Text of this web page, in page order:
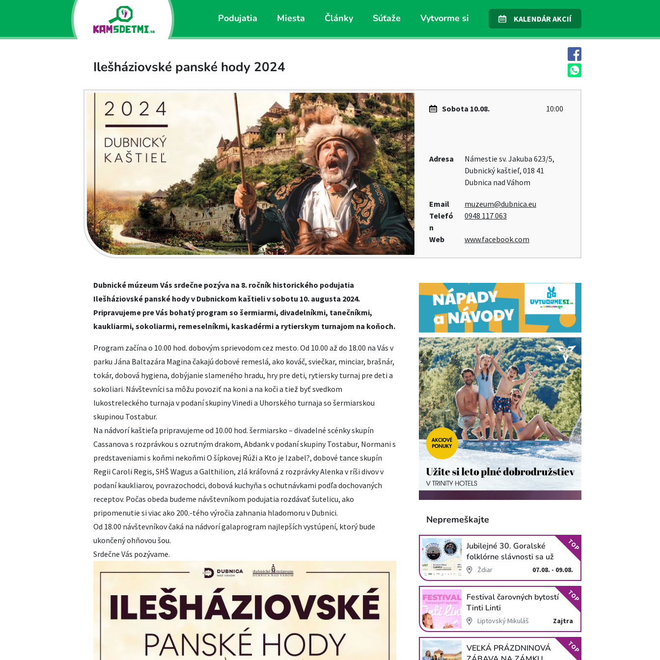
Podujatia Miesta Články Súťaže Vytvorme si KALENDÁR AKCIÍ
Ilešháziovské panské hody 2024
Sobota 10.08. 10:00
Adresa
Námestie sv. Jakuba 623/5,
Dubnický kaštieľ, 018 41
Dubnica nad Váhom
Email
muzeum@dubnica.eu
Telefó
n
0948 117 063
Web www.facebook.com
Dubnické múzeum Vás srdečne pozýva na 8. ročník historického podujatia
Ilešháziovské panské hody v Dubnickom kaštieli v sobotu 10. augusta 2024.
Pripravujeme pre Vás bohatý program so šermiarmi, divadelníkmi, tanečníkmi,
kaukliarmi, sokoliarmi, remeselníkmi, kaskadérmi a rytierskym turnajom na koňoch.
Program začína o 10.00 hod. dobovým sprievodom cez mesto. Od 10.00 až do 18.00 na Vás v
parku Jána Baltazára Magina čakajú dobové remeslá, ako kováč, sviečkar, minciar, brašnár,
tokár, dobová hygiena, dobýjanie slameného hradu, hry pre deti, rytiersky turnaj pre deti a
sokoliari. Návštevníci sa môžu povoziť na koni a na koči a tiež byť svedkom
lukostreleckého turnaja v podaní skupiny Vinedi a Uhorského turnaja so šermiarskou
skupinou Tostabur.
Na nádvorí kaštieľa pripravujeme od 10.00 hod. šermiarsko – divadelné scénky skupín
Cassanova s rozprávkou s ozrutným drakom, Abdank v podaní skupiny Tostabur, Normani s
predstaveniami s koňmi nekoňmi O šípkovej Rúži a Kto je Izabel?, dobové tance skupín
Regii Caroli Regis, SHŠ Wagus a Galthilion, zlá kráľovná z rozprávky Alenka v ríši divov v
podaní kaukliarov, povrazochodci, dobová kuchyňa s ochutnávkami podľa dochovaných
receptov. Počas obeda budeme návštevníkom podujatia rozdávať šutelicu, ako
pripomenutie si viac ako 200.-tého výročia zahnania hladomoru v Dubnici.
Od 18.00 návštevníkov čaká na nádvorí galaprogram najlepších vystúpení, ktorý bude
ukončený ohňovou šou.
Srdečne Vás pozývame.
Nepremeškajte
Jubilejné 30. Goralské
folklórne slávnosti sa už
blížiaŽdiar 07.08. - 09.08.
TOP
Festival čarovných bytostí
Tinti Linti
Liptovský Mikuláš Zajtra
TOP
VEĽKÁ PRÁZDNINOVÁ
TOP